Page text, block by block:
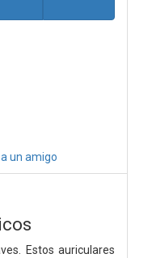
un amigo
Estos auriculares